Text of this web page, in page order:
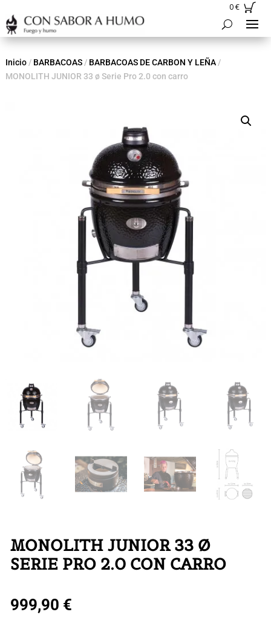
0€
Inicio/ BARBACOAS/ BARBACOAS DE CARBON Y LEÑA/
MONOLITH JUNIOR 33 ø Serie Pro 2.0 con carro
MONOLITH JUNIOR 33 Ø
SERIE PRO 2.0 CON CARRO
999,90 €